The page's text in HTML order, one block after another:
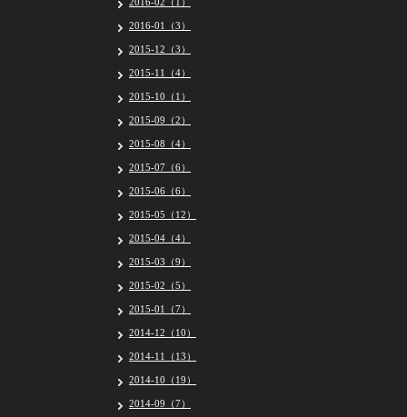
2016-01（3）
2015-12（3）
2015-11（4）
2015-10（1）
2015-09（2）
2015-08（4）
2015-07（6）
2015-06（6）
2015-05（12）
2015-04（4）
2015-03（9）
2015-02（5）
2015-01（7）
2014-12（10）
2014-11（13）
2014-10（19）
2014-09（7）